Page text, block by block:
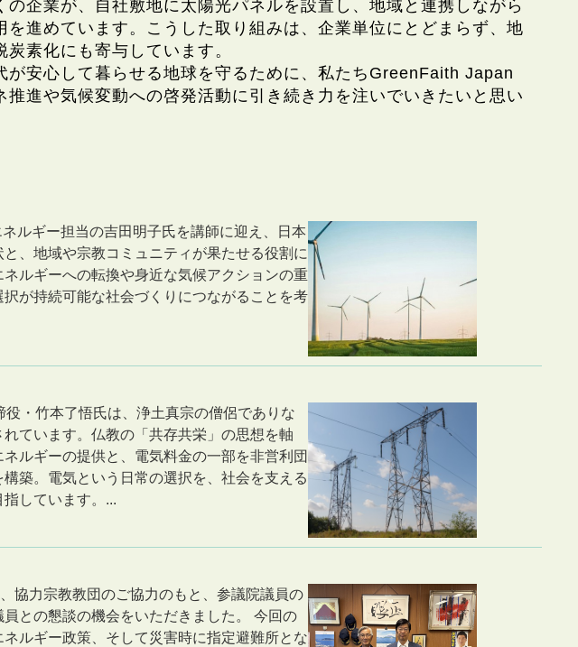
の企業が、自社敷地に太陽光パネルを設置し、地域と連携しながら
を進めています。こうした取り組みは、企業単位にとどまらず、地
炭素化にも寄与しています。
が安心して暮らせる地球を守るために、私たちGreenFaith Japan
推進や気候変動への啓発活動に引き続き力を注いでいきたいと思い
ルギー担当の吉田明子氏を講師に迎え、日本
、地域や宗教コミュニティが果たせる役割に
ルギーへの転換や身近な気候アクションの重
が持続可能な社会づくりにつながることを考
・竹本了悟氏は、浄土真宗の僧侶でありな
ています。仏教の「共存共栄」の思想を軸
ルギーの提供と、電気料金の一部を非営利団
築。電気という日常の選択を、社会を支える
しています。...
協力宗教教団のご協力のもと、参議院議員の
との懇談の機会をいただきました。 今回の
ルギー政策、そして災害時に指定避難所とな